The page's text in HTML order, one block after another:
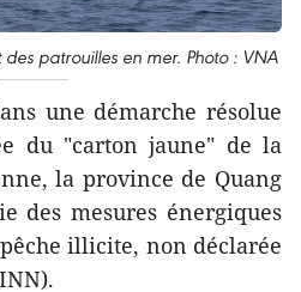
patrouilles en mer. Photo : VNA
une démarche résolue
du "carton jaune" de la
la province de Quang
des mesures énergiques
illicite, non déclarée